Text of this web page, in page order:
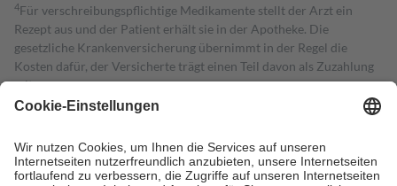
4Für verschreibungspflichtige Medikamente stellt der Arzt ein
Rezept aus und der Patient erhält sie in der Apotheke. Die
gesetzliche Krankenversicherung übernimmt in der Regel die
Kosten dafür, der Versicherte trägt einen Teil davon als Zuzahlung
mit.
Grundsätzlich leisten Mitglieder Zuzahlungen in Höhe von zehn
höchstens zehn Euro.
Es sind jedoch nie mehr als die tatsächlichen
Kosten der Leistung zu entrichten.
Diese Regeln gelten grundsätzlich auch für Online-Apotheken.